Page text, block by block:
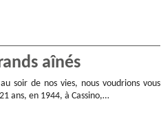
aînés
soir de nos vies, nous voudrions vous
ans, en 1944, à Cassino,…